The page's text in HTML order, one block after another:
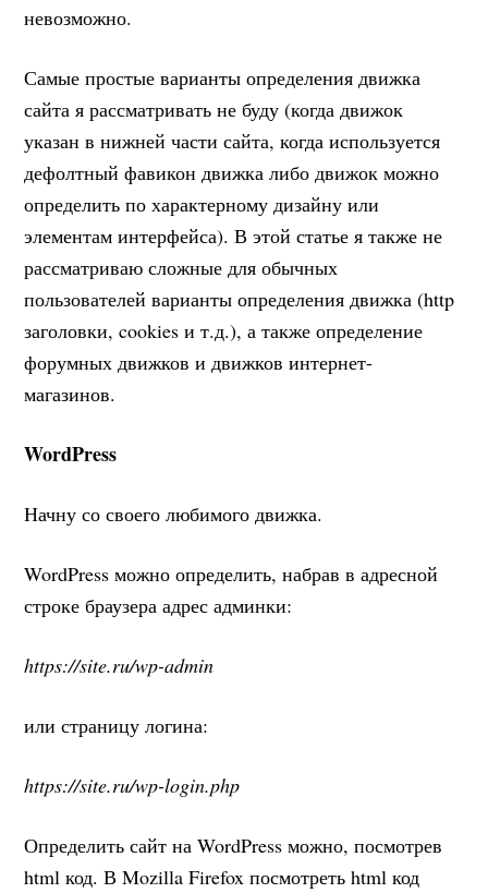
невозможно.
Самые простые варианты определения движка
сайта я рассматривать не буду (когда движок
указан в нижней части сайта, когда используется
дефолтный фавикон движка либо движок можно
определить по характерному дизайну или
элементам интерфейса). В этой статье я также не
рассматриваю сложные для обычных
пользователей варианты определения движка (http
заголовки, cookies и т.д.), а также определение
форумных движков и движков интернет-
магазинов.
WordPress
Начну со своего любимого движка.
WordPress можно определить, набрав в адресной
строке браузера адрес админки:
https://site.ru/wp-admin
или страницу логина:
https://site.ru/wp-login.php
Определить сайт на WordPress можно, посмотрев
html код. В Mozilla Firefox посмотреть html код